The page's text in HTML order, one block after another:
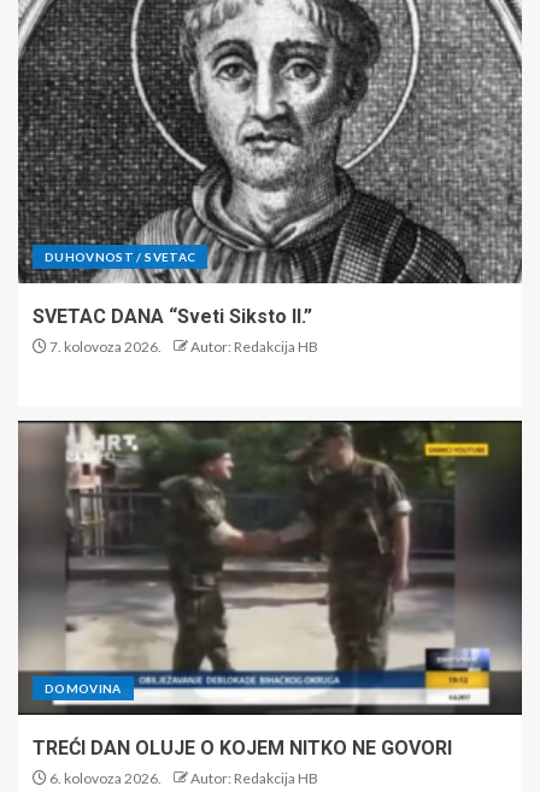
DUHOVNOST / SVETAC
SVETAC DANA “Sveti Siksto II.”
7. kolovoza 2026. Autor: Redakcija HB
DOMOVINA
TREĆI DAN OLUJE O KOJEM NITKO NE GOVORI
6. kolovoza 2026. Autor: Redakcija HB